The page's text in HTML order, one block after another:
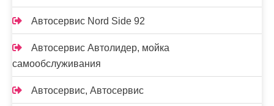
Автосервис Nord Side 92
Автосервис Автолидер, мойка
самообслуживания
Автосервис, Автосервис